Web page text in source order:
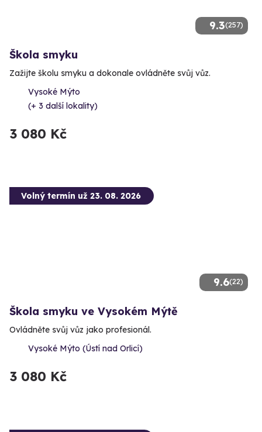
9.3(257)
Škola smyku
Zažijte školu smyku a dokonale ovládněte svůj vůz.
Vysoké Mýto
(+ 3 další lokality)
3 080 Kč
9.6(22)
Volný termín už 23. 08. 2026
Škola smyku ve Vysokém Mýtě
Ovládněte svůj vůz jako profesionál.
Vysoké Mýto (Ústí nad Orlicí)
3 080 Kč